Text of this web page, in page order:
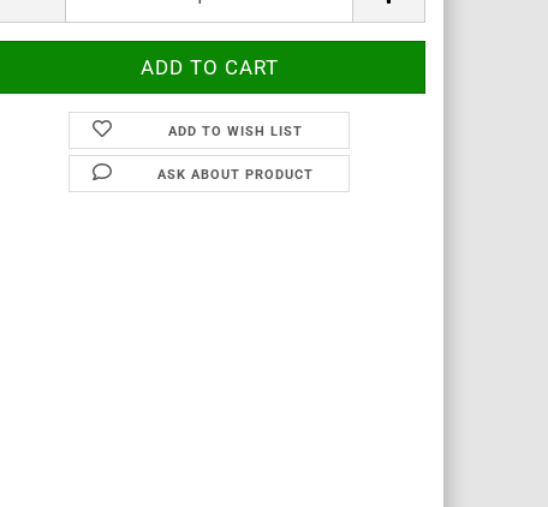
ADD TO WISH LIST
ASK ABOUT PRODUCT